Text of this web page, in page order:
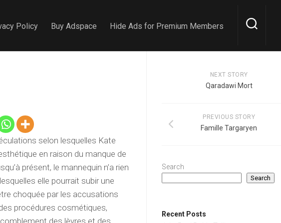
Policy Buy Adspace Hide Ads for Premium Members
selon lesquelles Kate
en raison du manque de
présent, le mannequin n’a rien
elle pourrait subir une
choquée par les accusations
procédures cosmétiques,
des lèvres et des
NEXT STORY
Qaradawi Mort
PREVIOUS STORY
Famille Targaryen
Search
Search
Recent Posts